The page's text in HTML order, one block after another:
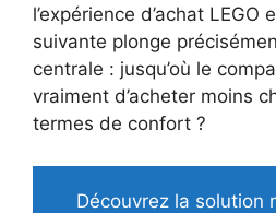
l’expérience d’achat
suivante plonge
centrale : jusqu’où le
vraiment d’acheter moins
termes de confort ?
Découvrez la solution